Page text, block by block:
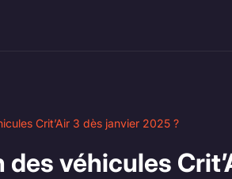
Crit’Air 3 dès janvier 2025 ?
véhicules